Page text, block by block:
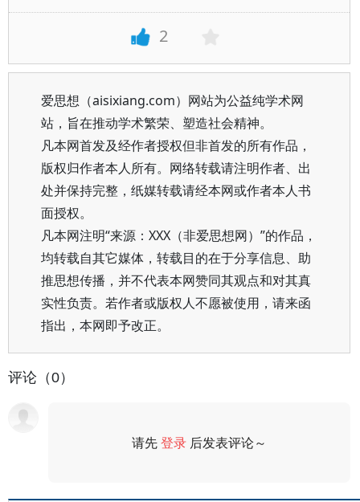
2
爱思想（aisixiang.com）网站为公益纯学术网
站，旨在推动学术繁荣、塑造社会精神。
凡本网首发及经作者授权但非首发的所有作品，
版权归作者本人所有。网络转载请注明作者、出
处并保持完整，纸媒转载请经本网或作者本人书
面授权。
凡本网注明“来源：XXX（非爱思想网）”的作品，
均转载自其它媒体，转载目的在于分享信息、助
推思想传播，并不代表本网赞同其观点和对其真
实性负责。若作者或版权人不愿被使用，请来函
指出，本网即予改正。
评论（0）
请先登录 后发表评论～